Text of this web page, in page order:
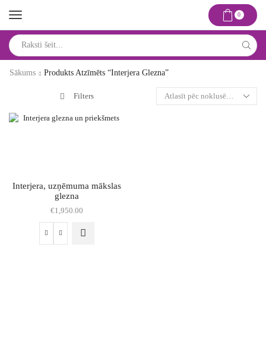
0
input
Sākums
Produkts Atzīmēts “interjera Glezna”
Filters
Interjera, uzņēmuma mākslas
glezna
€1,950.00
Interjera,